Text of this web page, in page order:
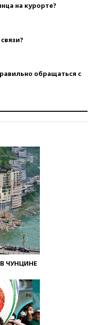
на курорте?
обращаться с
ЧУНЦИНЕ